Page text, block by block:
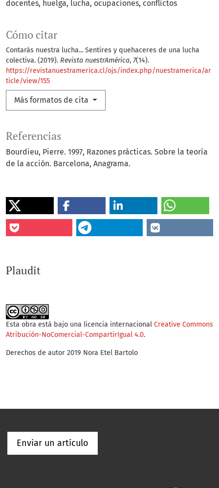
docentes huelga lucha ocupaciones conflictos
Cómo citar
Contarás nuestra lucha... Sentires y quehaceres de una lucha
colectiva. (2019). Revista nuestrAmérica, 7(14).
https://revistanuestramerica.cl/ojs/index.php/nuestramerica/ar
ticle/view/155
Más formatos de cita
Plaudit
Referencias
Bourdieu, Pierre. 1997, Razones prácticas. Sobre la teoría
de la acción. Barcelona, Anagrama.
Esta obra está bajo una licencia internacional Creative Commons
Atribución-NoComercial-CompartirIgual 4.0.
Derechos de autor 2019 Nora Etel Bartolo
Enviar un artículo